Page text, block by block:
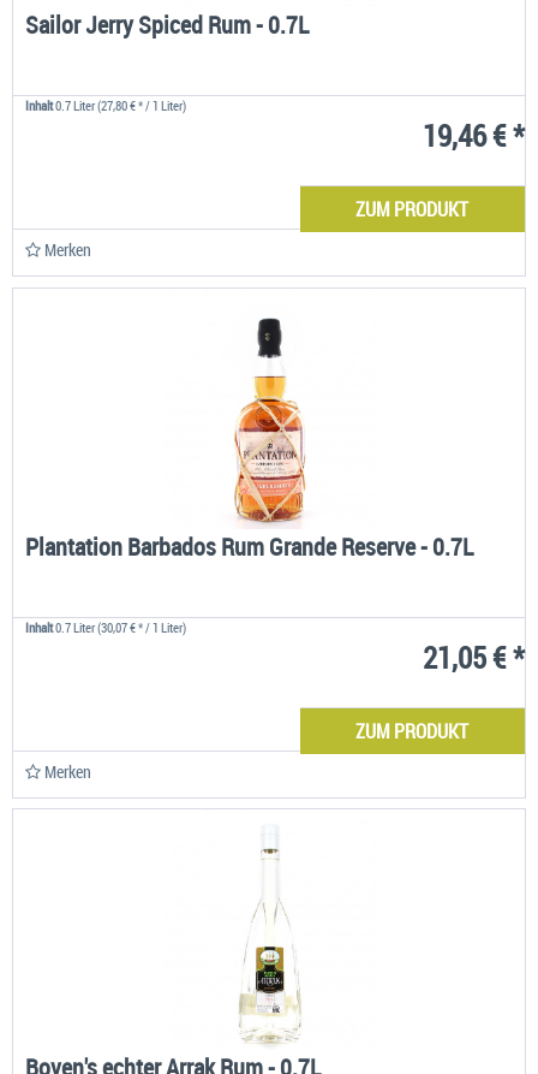
Sailor Jerry Spiced Rum - 0.7L
Inhalt0.7 Liter(27,80 € * / 1 Liter)
19,46 € *
ZUM PRODUKT
Merken
Plantation Barbados Rum Grande Reserve - 0.7L
Inhalt0.7 Liter(30,07 € * / 1 Liter)
21,05 € *
ZUM PRODUKT
Merken